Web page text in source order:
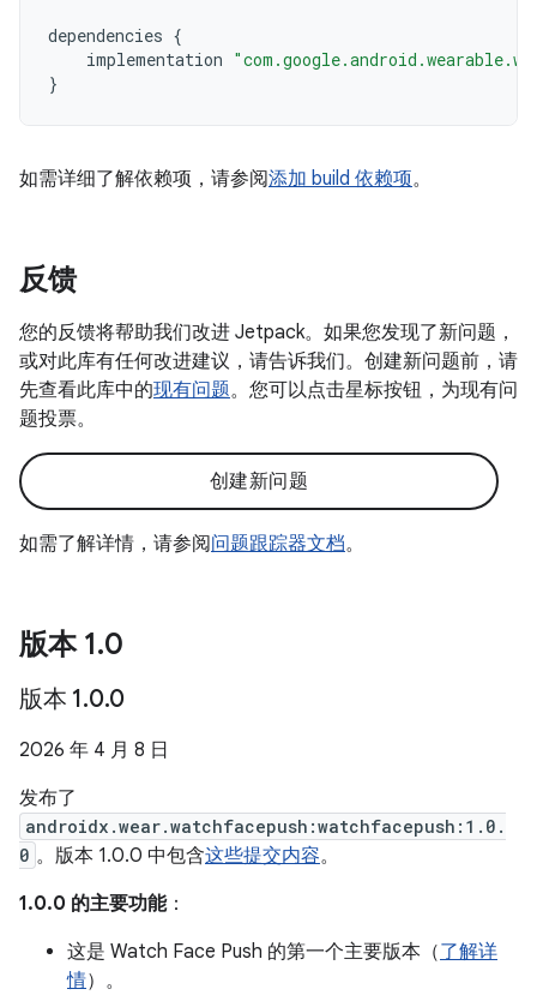
dependencies {
implementation
}
如需详细了解依赖项，请参阅添加 build 依赖项。
反馈
您的反馈将帮助我们改进 Jetpack。如果您发现了新问题，
或对此库有任何改进建议，请告诉我们。创建新问题前，请
先查看此库中的现有问题。您可以点击星标按钮，为现有问
题投票。
创建新问题
如需了解详情，请参阅问题跟踪器文档。
版本 1.0
版本 1.0.0
2026 年 4 月 8 日
发布了
androidx.wear.watchfacepush:watchfacepush:1.0.
0 。版本 1.0.0 中包含这些提交内容。
1.0.0 的主要功能：
这是 Watch Face Push 的第一个主要版本（了解详
情）。